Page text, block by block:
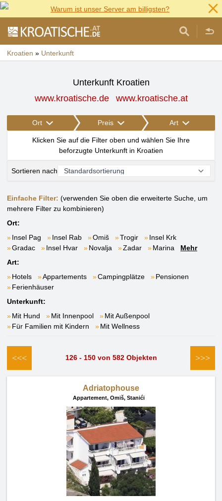
Warum ist unser Server am billigsten?
Kroatien » Unterkunft
Unterkunft Kroatien
www.kroatische.de
www.kroatische.at
Ort Preis Art
Klicken Sie auf die Filter oben und wählen Sie Ihre
beforzugte Unterkunft in Kroatien
Sortieren nach
Einfache Filter: (verwenden Sie oben die erweiterte Suche, um
mehrere Filter zu kombinieren)
Ort:
Insel Pag
Insel Rab Omiš Trogir
Insel Krk
Gradac
Insel Hvar Novalja Zadar Marina
Mehr
Art:
Hotels
Appartements Campingplätze
Pensionen
Ferienhäuser
Unterkunft:
Mit Hund
Mit Innenpool
Mit Außenpool
Für Familien mit Kindern
Mit Wellness
<<< 126 - 150 von 582 Objekten >>>
Adriatophouse
Appartement, Omiš, Stanići